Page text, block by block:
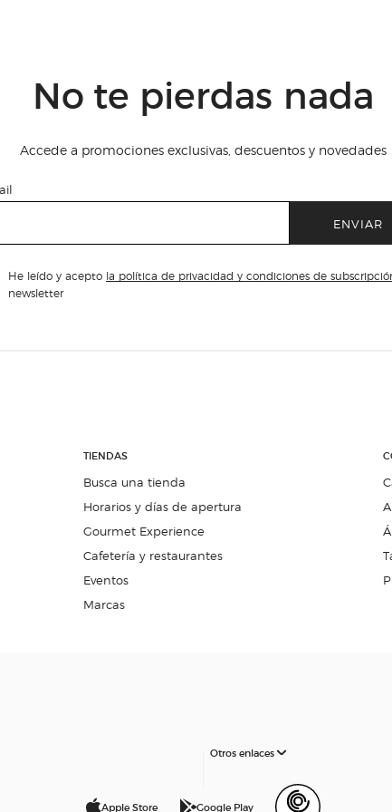
No te pierdas nada
Accede a promociones exclusivas, descuentos y novedades
ENVIAR
He leído y acepto la política de privacidad y condiciones de
newsletter
TIENDAS
Busca una tienda
Horarios y días de apertura
Gourmet Experience
Cafetería y restaurantes
Eventos
Marcas
Otros enlaces
Apple Store Google Play